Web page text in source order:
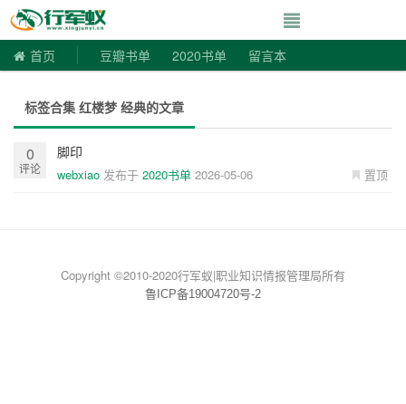
寻书令|走向自
首页 豆瓣书单 2020书单 留言本
标签合集 红楼梦 经典的文章
0
评论
脚印
置顶
webxiao 发布于 2020书单 2026-05-06
Copyright ©2010-2020行军蚁|职业知识情报管理局所有
鲁ICP备19004720号-2